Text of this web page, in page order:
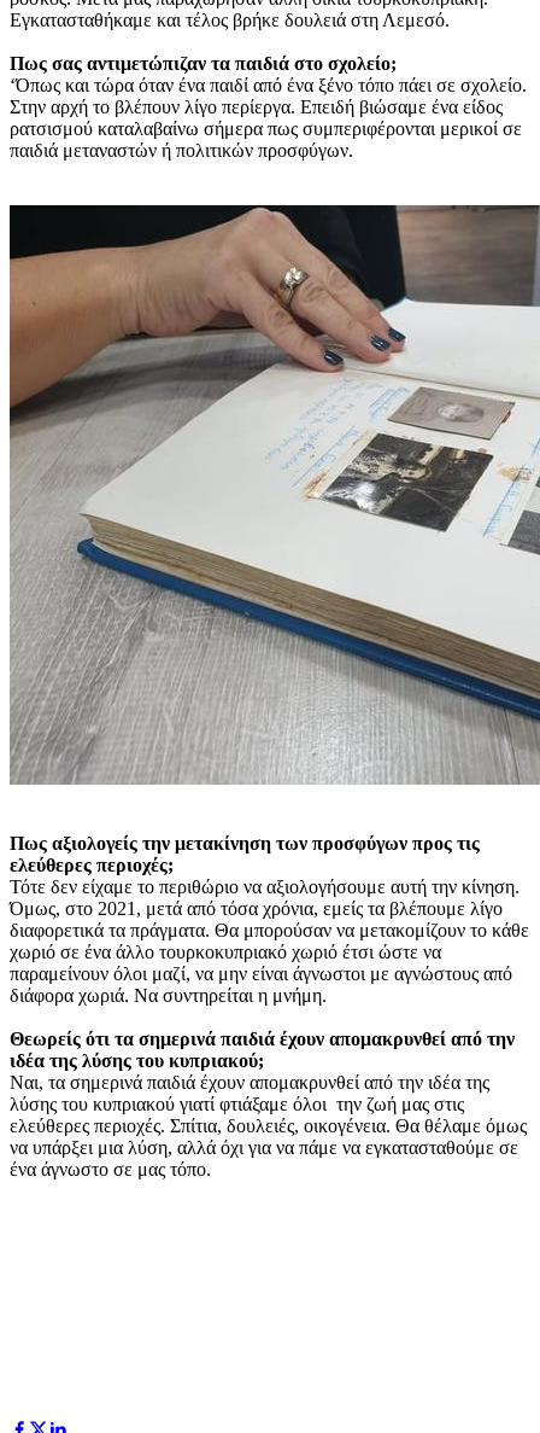
Εγκατασταθήκαμε και τέλος βρήκε δουλειά στη Λεμεσό.
Πως σας αντιμετώπιζαν τα παιδιά στο σχολείο;
‘Όπως και τώρα όταν ένα παιδί από ένα ξένο τόπο πάει σε σχολείο.
Στην αρχή το βλέπουν λίγο περίεργα. Επειδή βιώσαμε ένα είδος
ρατσισμού καταλαβαίνω σήμερα πως συμπεριφέρονται μερικοί σε
παιδιά μεταναστών ή πολιτικών προσφύγων.
Πως αξιολογείς την μετακίνηση των προσφύγων προς τις
ελεύθερες περιοχές;
Τότε δεν είχαμε το περιθώριο να αξιολογήσουμε αυτή την κίνηση.
Όμως, στο 2021, μετά από τόσα χρόνια, εμείς τα βλέπουμε λίγο
διαφορετικά τα πράγματα. Θα μπορούσαν να μετακομίζουν το κάθε
χωριό σε ένα άλλο τουρκοκυπριακό χωριό έτσι ώστε να
παραμείνουν όλοι μαζί, να μην είναι άγνωστοι με αγνώστους από
διάφορα χωριά. Να συντηρείται η μνήμη.
Θεωρείς ότι τα σημερινά παιδιά έχουν απομακρυνθεί από την
ιδέα της λύσης του κυπριακού;
Ναι, τα σημερινά παιδιά έχουν απομακρυνθεί από την ιδέα της
λύσης του κυπριακού γιατί φτιάξαμε όλοι την ζωή μας στις
ελεύθερες περιοχές. Σπίτια, δουλειές, οικογένεια. Θα θέλαμε όμως
να υπάρξει μια λύση, αλλά όχι για να πάμε να εγκατασταθούμε σε
ένα άγνωστο σε μας τόπο.